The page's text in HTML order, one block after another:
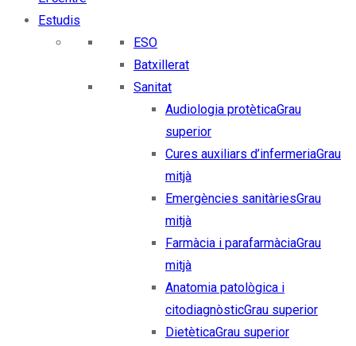
Estudis
ESO
Batxillerat
Sanitat
Audiologia protèticaGrau
superior
Cures auxiliars d’infermeriaGrau
mitjà
Emergències sanitàriesGrau
mitjà
Farmàcia i parafarmàciaGrau
mitjà
Anatomia patològica i
citodiagnòsticGrau superior
DietèticaGrau superior